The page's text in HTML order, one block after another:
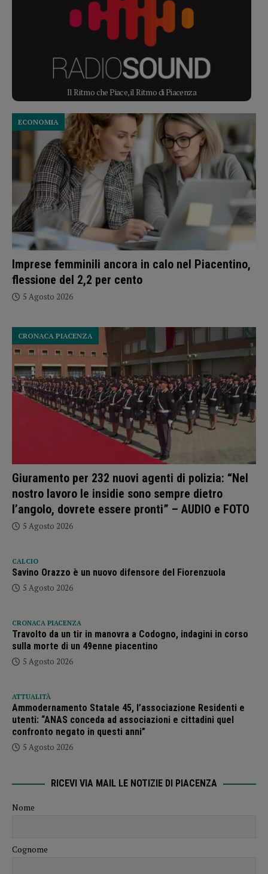
Il Ritmo che Piace, il Ritmo di Piacenza
Imprese femminili ancora in calo nel Piacentino,
flessione del 2,2 per cento
ECONOMIA
5 Agosto 2026
Giuramento per 232 nuovi agenti di polizia: “Nel
nostro lavoro le insidie sono sempre dietro
l’angolo, dovrete essere pronti” – AUDIO e FOTO
CRONACA PIACENZA
5 Agosto 2026
CALCIO
Savino Orazzo è un nuovo difensore del Fiorenzuola
5 Agosto 2026
CRONACA PIACENZA
Travolto da un tir in manovra a Codogno, indagini in corso
sulla morte di un 49enne piacentino
5 Agosto 2026
ATTUALITÀ
Ammodernamento Statale 45, l’associazione Residenti e
utenti: “ANAS conceda ad associazioni e cittadini quel
confronto negato in questi anni”
5 Agosto 2026
RICEVI VIA MAIL LE NOTIZIE DI PIACENZA
Nome
Cognome